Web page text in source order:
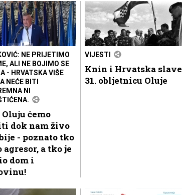
NE PRIJETIMO
ALI NE BOJIMO SE
- HRVATSKA VIŠE
NEĆE BITI
NI
Oluju ćemo
dok nam živo
- poznato tko
agresor, a tko je
dom i
VIJESTI
Knin i Hrvatska slave
31. obljetnicu Oluje